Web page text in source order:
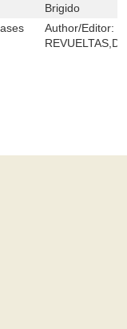
Brigido
Author/Editor: